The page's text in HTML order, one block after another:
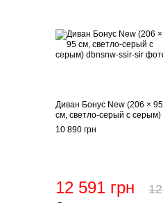
Диван Бонус New (206 × 95
см, светло-серый с серым)
10 890 грн
12 591 грн